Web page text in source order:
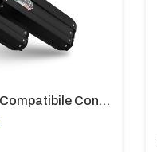
Scarico GPR Compatibile Con Bmw K 1600 Gt 2017-2021 - Hyper Sonic Black Titanium